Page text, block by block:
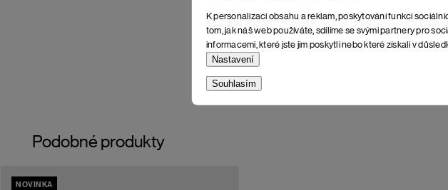
K personalizaci obsahu a reklam, poskytování funkcí
tom, jak náš web používáte, sdílíme se svými partnery pro
informacemi, které jste jim poskytli nebo které získali v
Nastavení
Souhlasím
Podobné produkty
NOVINKA